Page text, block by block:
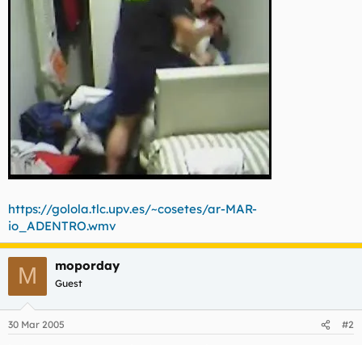
https://golola.tlc.upv.es/~cosetes/ar-MAR-
io_ADENTRO.wmv
M moporday
Guest
30 Mar 2005 #2